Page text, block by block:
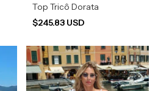
Top Tricô Dorata
$245.83 USD